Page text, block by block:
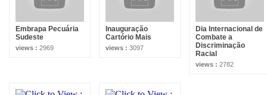
Embrapa Pecuária
Sudeste
views : 2969
Inauguração
Cartório Mais
views : 3097
Dia Internacional de
Combate a
Discriminação
Racial
views : 2782